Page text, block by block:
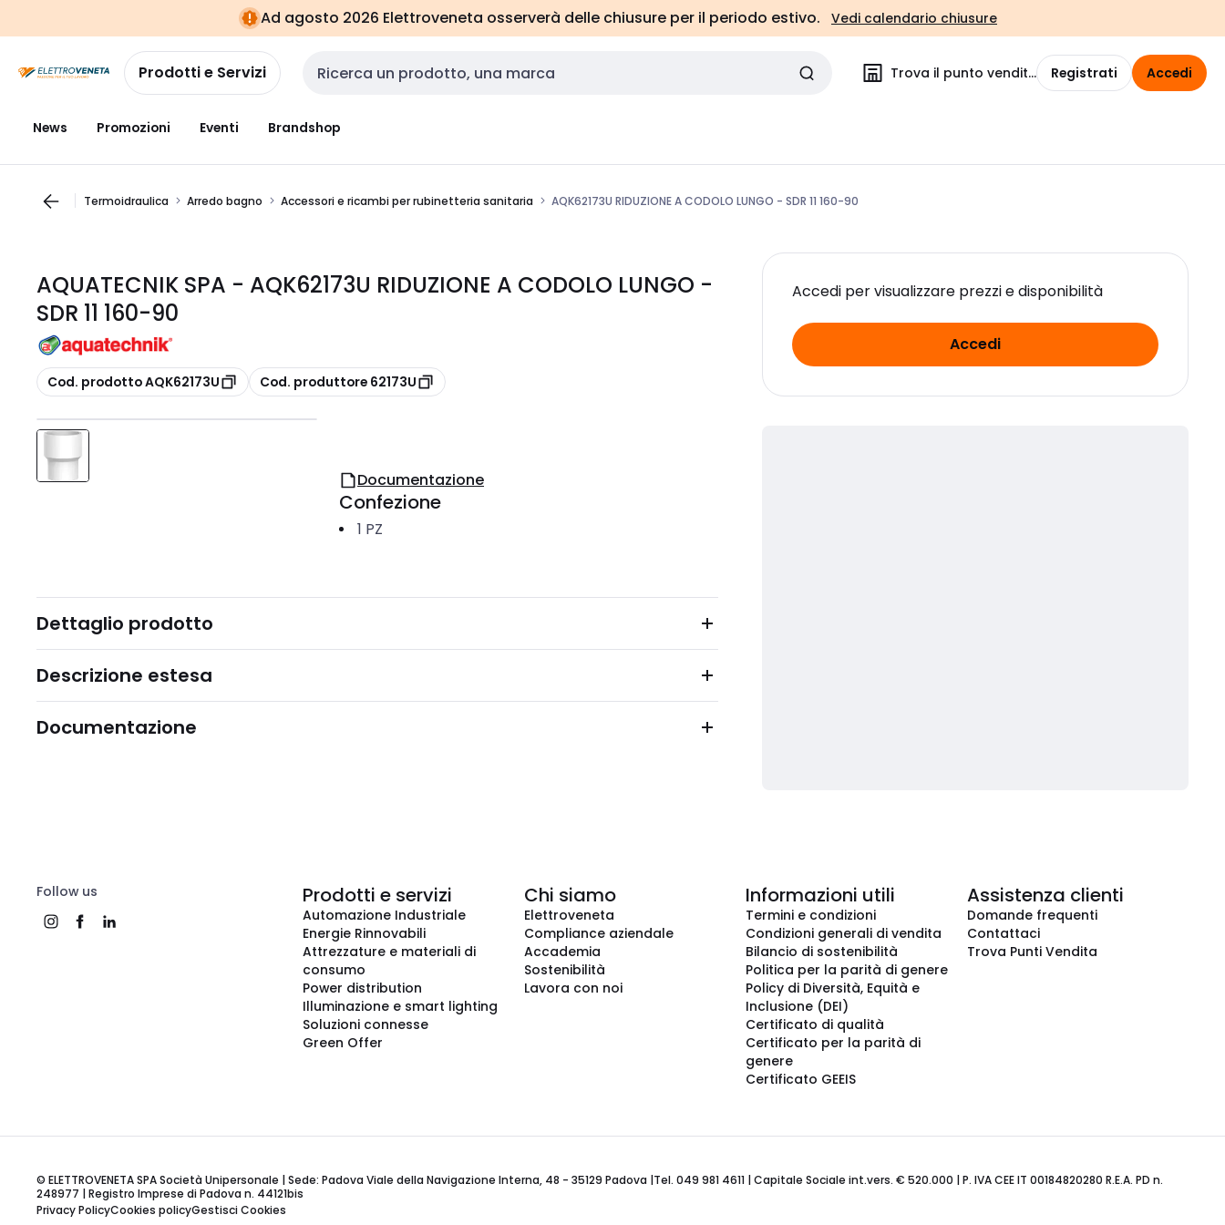
navigazionealla
pagina
Ad agosto 2026 Elettroveneta osserverà delle chiusure per il periodo estivo. Vedi calendario chiusure
Prodotti e Servizi Cerca input Trova il punto vendita Registrati Accedi
News Promozioni Eventi Brandshop
Termoidraulica Arredo bagno Accessori e ricambi per rubinetteria sanitaria AQK62173U RIDUZIONE A CODOLO LUNGO - SDR 11 160-90
AQUATECNIK SPA - AQK62173U RIDUZIONE A CODOLO LUNGO -
SDR 11 160-90
copia
Cod. prodotto AQK62173U copia
Cod. produttore 62173U
Accedi per visualizzare prezzi e disponibilità
Accedi
Documentazione
Confezione
1 PZ
Dettaglio prodotto
Descrizione estesa
Documentazione
Follow us Prodotti e servizi
Automazione Industriale
Energie Rinnovabili
Attrezzature e materiali di
consumo
Power distribution
Illuminazione e smart lighting
Soluzioni connesse
Green Offer
Chi siamo
Elettroveneta
Compliance aziendale
Accademia
Sostenibilità
Lavora con noi
Informazioni utili
Termini e condizioni
Condizioni generali di vendita
Bilancio di sostenibilità
Politica per la parità di genere
Policy di Diversità, Equità e
Inclusione (DEI)
Certificato di qualità
Certificato per la parità di
genere
Certificato GEEIS
Assistenza clienti
Domande frequenti
Contattaci
Trova Punti Vendita
© ELETTROVENETA SPA Società Unipersonale | Sede: Padova Viale della Navigazione Interna, 48 - 35129 Padova |Tel. 049 981 4611 | Capitale Sociale int.vers. € 520.000 | P. IVA CEE IT 00184820280 R.E.A. PD n.
248977 | Registro Imprese di Padova n. 44121bis
Privacy PolicyCookies policyGestisci Cookies